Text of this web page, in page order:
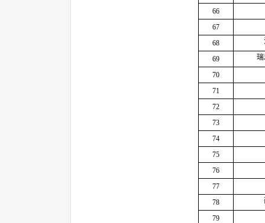
66
67
68
69
70
71
72
73
74
75
76
77
78
79